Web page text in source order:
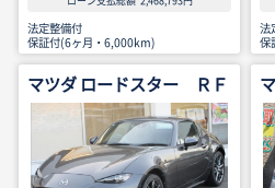
法定整備付
保証付(6ヶ月・6,000km)
法
保
マツダ ロードスター ＲＦ